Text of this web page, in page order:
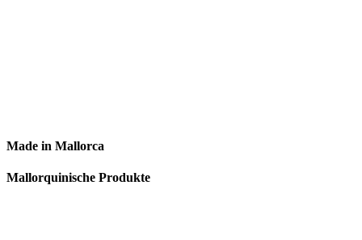
Made in Mallorca
Mallorquinische Produkte